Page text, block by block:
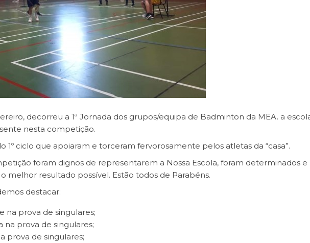
decorreu a 1ª Jornada dos grupos/equipa de Badminton da MEA. a
nesta competição.
1º ciclo que apoiaram e torceram fervorosamente pelos atletas da “casa”.
foram dignos de representarem a Nossa Escola, foram determinados e
melhor resultado possível. Estão todos de Parabéns.
destacar:
na prova de singulares;
na prova de singulares;
prova de singulares;